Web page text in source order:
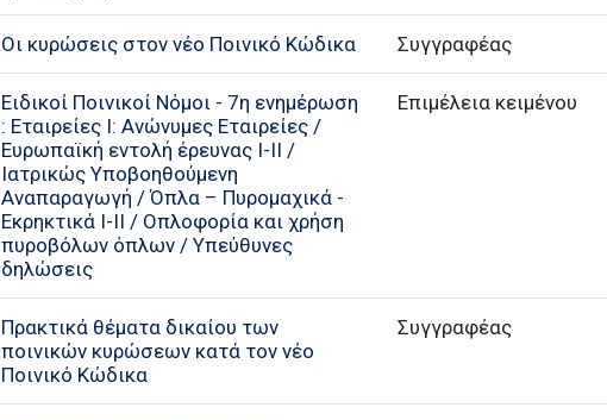
Οι κυρώσεις στον νέο Ποινικό Κώδικα Συγγραφέας
Ειδικοί Ποινικοί Νόμοι - 7η ενημέρωση
: Εταιρείες Ι: Ανώνυμες Εταιρείες /
Ευρωπαϊκή εντολή έρευνας Ι-ΙΙ /
Ιατρικώς Υποβοηθούμενη
Αναπαραγωγή / Όπλα – Πυρομαχικά -
Εκρηκτικά Ι-ΙΙ / Οπλοφορία και χρήση
πυροβόλων όπλων / Υπεύθυνες
δηλώσεις
Επιμέλεια κειμένου
Πρακτικά θέματα δικαίου των
ποινικών κυρώσεων κατά τον νέο
Ποινικό Κώδικα
Συγγραφέας